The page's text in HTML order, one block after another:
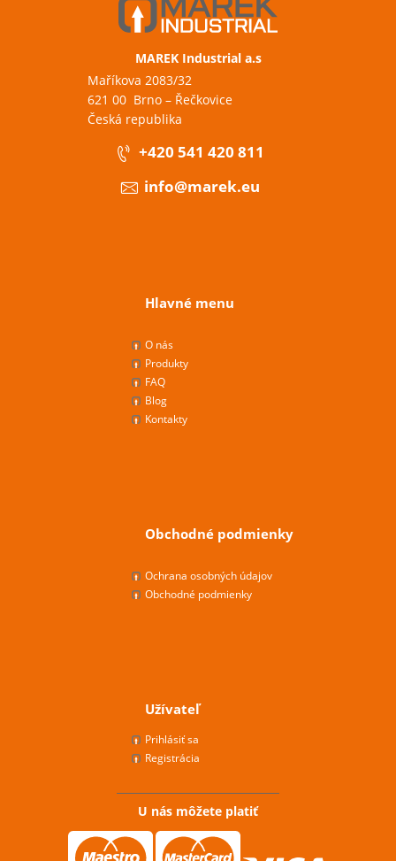
MAREK Industrial a.s
Maříkova 2083/32
621 00 Brno – Řečkovice
Česká republika
+420 541 420 811
info@marek.eu
Hlavné menu
O nás
Produkty
FAQ
Blog
Kontakty
Obchodné podmienky
Ochrana osobných údajov
Obchodné podmienky
Užívateľ
Prihlásiť sa
Registrácia
U nás môžete platiť